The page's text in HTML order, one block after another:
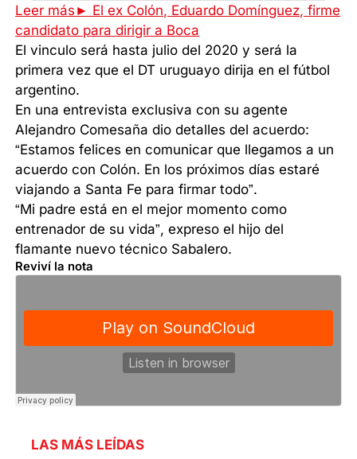
Leer más► El ex Colón, Eduardo Domínguez, firme
candidato para dirigir a Boca
El vinculo será hasta julio del 2020 y será la
primera vez que el DT uruguayo dirija en el fútbol
argentino.
En una entrevista exclusiva con su agente
Alejandro Comesaña dio detalles del acuerdo:
“Estamos felices en comunicar que llegamos a un
acuerdo con Colón. En los próximos días estaré
viajando a Santa Fe para firmar todo”.
“Mi padre está en el mejor momento como
entrenador de su vida”, expreso el hijo del
flamante nuevo técnico Sabalero.
Reviví la nota
LAS MÁS LEÍDAS